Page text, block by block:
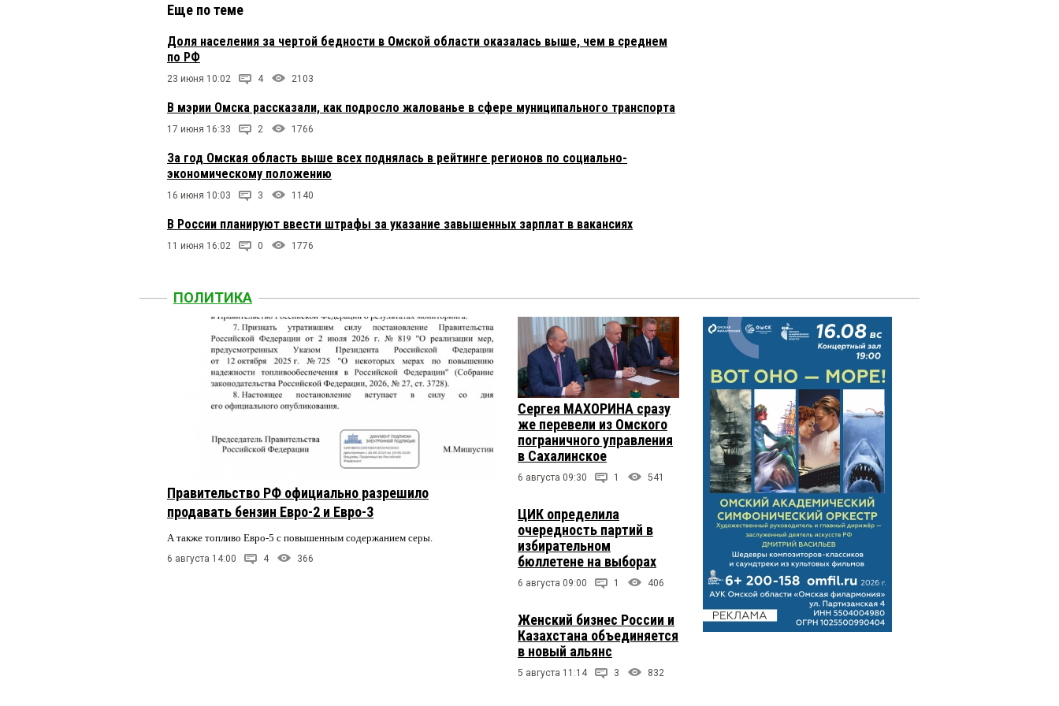
Еще по теме
Доля населения за чертой бедности в Омской области оказалась выше, чем в среднем
по РФ
23 июня 10:02 4 2103
В мэрии Омска рассказали, как подросло жалованье в сфере муниципального транспорта
17 июня 16:33 2 1766
За год Омская область выше всех поднялась в рейтинге регионов по социально-
экономическому положению
16 июня 10:03 3 1140
В России планируют ввести штрафы за указание завышенных зарплат в вакансиях
11 июня 16:02 0 1776
ПОЛИТИКА
Правительство РФ официально разрешило
продавать бензин Евро-2 и Евро-3
А также топливо Евро-5 с повышенным содержанием серы.
6 августа 14:00 4 366
Сергея МАХОРИНА сразу
же перевели из Омского
пограничного управления
в Сахалинское
6 августа 09:30 1 541
ЦИК определила
очередность партий в
избирательном
бюллетене на выборах
6 августа 09:00 1 406
Женский бизнес России и
Казахстана объединяется
в новый альянс
5 августа 11:14 3 832